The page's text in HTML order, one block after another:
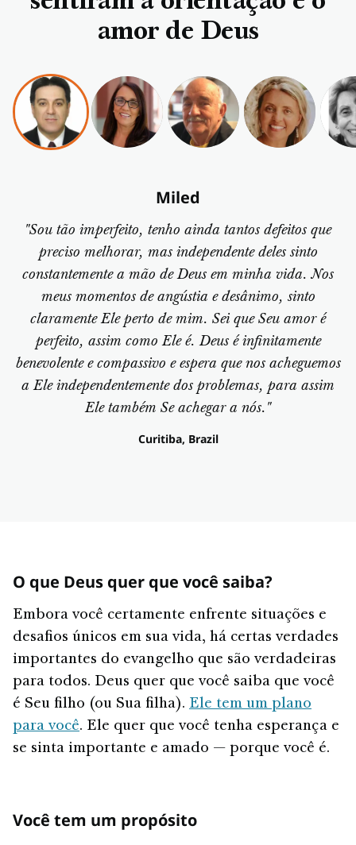
amor de Deus
Miled
"Sou tão imperfeito, tenho ainda tantos defeitos que
preciso melhorar, mas independente deles sinto
constantemente a mão de Deus em minha vida. Nos
meus momentos de angústia e desânimo, sinto
claramente Ele perto de mim. Sei que Seu amor é
perfeito, assim como Ele é. Deus é infinitamente
benevolente e compassivo e espera que nos acheguemos
a Ele independentemente dos problemas, para assim
Ele também Se achegar a nós."
Curitiba, Brazil
O que Deus quer que você saiba?
Embora você certamente enfrente situações e
desafios únicos em sua vida, há certas verdades
importantes do evangelho que são verdadeiras
para todos. Deus quer que você saiba que você
é Seu filho (ou Sua filha). Ele tem um plano
para você. Ele quer que você tenha esperança e
se sinta importante e amado — porque você é.
Você tem um propósito